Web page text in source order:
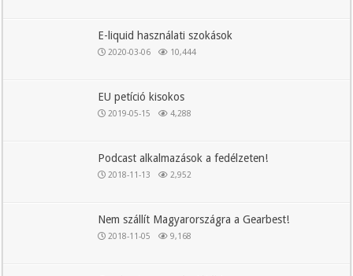
E-liquid használati szokások
2020-03-06 10,444
EU petíció kisokos
2019-05-15 4,288
Podcast alkalmazások a fedélzeten!
2018-11-13 2,952
Nem szállít Magyarországra a Gearbest!
2018-11-05 9,168